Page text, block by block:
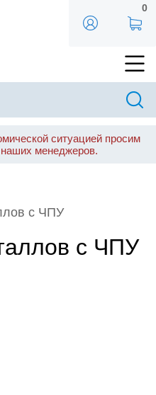
0
ситуацией просим
менеджеров.
с ЧПУ
с ЧПУ